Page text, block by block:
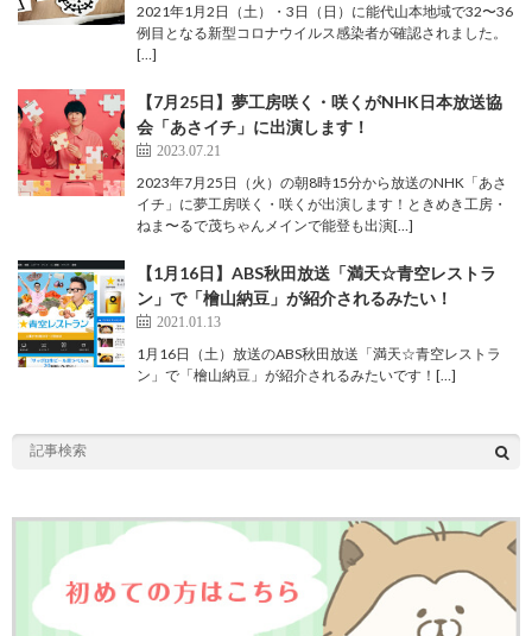
2021年1月2日（土）・3日（日）に能代山本地域で32〜36
例目となる新型コロナウイルス感染者が確認されました。
[…]
【7月25日】夢工房咲く・咲くがNHK日本放送協
会「あさイチ」に出演します！
2023.07.21
2023年7月25日（火）の朝8時15分から放送のNHK「あさ
イチ」に夢工房咲く・咲くが出演します！ときめき工房・
ねま〜るで茂ちゃんメインで能登も出演[…]
【1月16日】ABS秋田放送「満天☆青空レストラ
ン」で「檜山納豆」が紹介されるみたい！
2021.01.13
1月16日（土）放送のABS秋田放送「満天☆青空レストラ
ン」で「檜山納豆」が紹介されるみたいです！[…]